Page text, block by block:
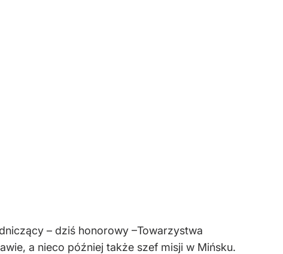
– dziś honorowy –Towarzystwa
a nieco później także szef misji w Mińsku.